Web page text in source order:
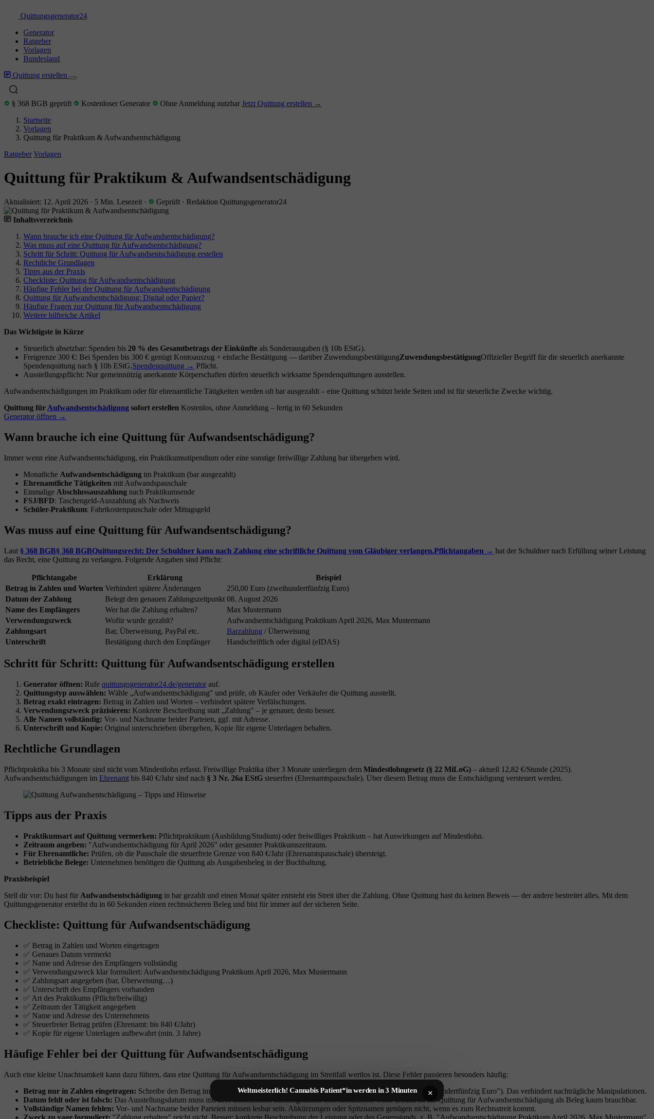
Quittungsgenerator24
Generator
Ratgeber
Vorlagen
Bundesland
Quittung erstellen
§ 368 BGB geprüft Kostenloser Generator Ohne Anmeldung nutzbar Jetzt Quittung erstellen →
Startseite
Vorlagen
Quittung für Praktikum & Aufwandsentschädigung
Ratgeber Vorlagen
Quittung für Praktikum & Aufwandsentschädigung
Aktualisiert: 12. April 2026 · 5 Min. Lesezeit · Geprüft · Redaktion Quittungsgenerator24
Inhaltsverzeichnis
Wann brauche ich eine Quittung für Aufwandsentschädigung?
Was muss auf eine Quittung für Aufwandsentschädigung?
Schritt für Schritt: Quittung für Aufwandsentschädigung erstellen
Rechtliche Grundlagen
Tipps aus der Praxis
Checkliste: Quittung für Aufwandsentschädigung
Häufige Fehler bei der Quittung für Aufwandsentschädigung
Quittung für Aufwandsentschädigung: Digital oder Papier?
Häufige Fragen zur Quittung für Aufwandsentschädigung
Weitere hilfreiche Artikel
Das Wichtigste in Kürze
Steuerlich absetzbar: Spenden bis 20 % des Gesamtbetrags der Einkünfte als Sonderausgaben (§ 10b EStG).
Freigrenze 300 €: Bei Spenden bis 300 € genügt Kontoauszug + einfache Bestätigung — darüber ZuwendungsbestätigungZuwendungsbestätigungOffizieller Begriff für die steuerlich anerkannte
Spendenquittung nach § 10b EStG.Spendenquittung → Pflicht.
Ausstellungspflicht: Nur gemeinnützig anerkannte Körperschaften dürfen steuerlich wirksame Spendenquittungen ausstellen.
Aufwandsentschädigungen im Praktikum oder für ehrenamtliche Tätigkeiten werden oft bar ausgezahlt – eine Quittung schützt beide Seiten und ist für steuerliche Zwecke wichtig.
Quittung für Aufwandsentschädigung sofort erstellen Kostenlos, ohne Anmeldung – fertig in 60 Sekunden
Generator öffnen →
Wann brauche ich eine Quittung für Aufwandsentschädigung?
Immer wenn eine Aufwandsentschädigung, ein Praktikumsstipendium oder eine sonstige freiwillige Zahlung bar übergeben wird.
Monatliche Aufwandsentschädigung im Praktikum (bar ausgezahlt)
Ehrenamtliche Tätigkeiten mit Aufwandspauschale
Einmalige Abschlussauszahlung nach Praktikumsende
FSJ/BFD: Taschengeld-Auszahlung als Nachweis
Schüler-Praktikum: Fahrtkostenpauschale oder Mittagsgeld
Was muss auf eine Quittung für Aufwandsentschädigung?
Laut § 368 BGB§ 368 BGBQuittungsrecht: Der Schuldner kann nach Zahlung eine schriftliche Quittung vom Gläubiger verlangen.Pflichtangaben → hat der Schuldner nach Erfüllung seiner Leistung
das Recht, eine Quittung zu verlangen. Folgende Angaben sind Pflicht:
Pflichtangabe Erklärung
Beispiel
Betrag in Zahlen und Worten Verhindert spätere Änderungen
250,00 Euro (zweihundertfünfzig Euro)
Datum der Zahlung
Belegt den genauen Zahlungszeitpunkt 08. August 2026
Name des Empfängers
Wer hat die Zahlung erhalten?
Max Mustermann
Verwendungszweck
Wofür wurde gezahlt?
Aufwandsentschädigung Praktikum April 2026, Max Mustermann
Zahlungsart
Bar, Überweisung, PayPal etc. Barzahlung / Überweisung
Unterschrift
Bestätigung durch den Empfänger Handschriftlich oder digital (eIDAS)
Schritt für Schritt: Quittung für Aufwandsentschädigung erstellen
Generator öffnen: Rufe quittungsgenerator24.de/generator auf.
Quittungstyp auswählen: Wähle „Aufwandsentschädigung" und prüfe, ob Käufer oder Verkäufer die Quittung ausstellt.
Betrag exakt eintragen: Betrag in Zahlen und Worten – verhindert spätere Verfälschungen.
Verwendungszweck präzisieren: Konkrete Beschreibung statt „Zahlung" – je genauer, desto besser.
Alle Namen vollständig: Vor- und Nachname beider Parteien, ggf. mit Adresse.
Unterschrift und Kopie: Original unterschrieben übergeben, Kopie für eigene Unterlagen behalten.
Rechtliche Grundlagen
Pflichtpraktika bis 3 Monate sind nicht vom Mindestlohn erfasst. Freiwillige Praktika über 3 Monate unterliegen dem Mindestlohngesetz (§ 22 MiLoG) – aktuell 12,82 €/Stunde (2025).
Aufwandsentschädigungen im Ehrenamt bis 840 €/Jahr sind nach § 3 Nr. 26a EStG steuerfrei (Ehrenamtspauschale). Über diesem Betrag muss die Entschädigung versteuert werden.
Tipps aus der Praxis
Praktikumsart auf Quittung vermerken: Pflichtpraktikum (Ausbildung/Studium) oder freiwilliges Praktikum – hat Auswirkungen auf Mindestlohn.
Zeitraum angeben: "Aufwandsentschädigung für April 2026" oder gesamter Praktikumszeitraum.
Für Ehrenamtliche: Prüfen, ob die Pauschale die steuerfreie Grenze von 840 €/Jahr (Ehrenamtspauschale) übersteigt.
Betriebliche Belege: Unternehmen benötigen die Quittung als Ausgabenbeleg in der Buchhaltung.
Praxisbeispiel
Stell dir vor: Du hast für Aufwandsentschädigung in bar gezahlt und einen Monat später entsteht ein Streit über die Zahlung. Ohne Quittung hast du keinen Beweis — der andere bestreitet alles. Mit dem
Quittungsgenerator erstellst du in 60 Sekunden einen rechtssicheren Beleg und bist für immer auf der sicheren Seite.
Checkliste: Quittung für Aufwandsentschädigung
✅ Betrag in Zahlen und Worten eingetragen
✅ Genaues Datum vermerkt
✅ Name und Adresse des Empfängers vollständig
✅ Verwendungszweck klar formuliert: Aufwandsentschädigung Praktikum April 2026, Max Mustermann
✅ Zahlungsart angegeben (bar, Überweisung…)
✅ Unterschrift des Empfängers vorhanden
✅ Art des Praktikums (Pflicht/freiwillig)
✅ Zeitraum der Tätigkeit angegeben
✅ Name und Adresse des Unternehmens
✅ Steuerfreier Betrag prüfen (Ehrenamt: bis 840 €/Jahr)
✅ Kopie für eigene Unterlagen aufbewahrt (min. 3 Jahre)
Häufige Fehler bei der Quittung für Aufwandsentschädigung
Auch eine kleine Unachtsamkeit kann dazu führen, dass eine Quittung für Aufwandsentschädigung im Streitfall wertlos ist. Diese Fehler passieren besonders häufig:
Betrag nur in Zahlen eingetragen: Schreibe den Betrag immer sowohl in Zahlen als auch in Worten aus (z. B. "250,00 EUR – zweihundertfünfzig Euro"). Das verhindert nachträgliche Manipulationen.
Datum fehlt oder ist falsch: Das Ausstellungsdatum muss mit dem tatsächlichen Zahlungsdatum übereinstimmen. Ohne Datum ist die Quittung für Aufwandsentschädigung als Beleg kaum brauchbar.
Vollständige Namen fehlen: Vor- und Nachname beider Parteien müssen lesbar sein. Abkürzungen oder Spitznamen genügen nicht, wenn es zum Rechtsstreit kommt.
Zweck zu vage formuliert: "Zahlung erhalten" reicht nicht. Besser: konkrete Beschreibung der Leistung oder des Gegenstands, z. B. "Aufwandsentschädigung Praktikum April 2026, Max Mustermann".
Weltmeisterlich! Cannabis Patient*in werden in 3 Minuten ×